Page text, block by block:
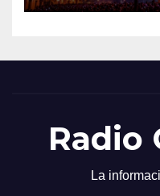
Radio
La